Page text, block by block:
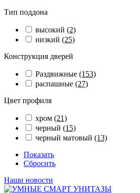
Тип поддона
высокий (2)
низкий (25)
Конструкция дверей
Раздвижные (153)
распашные (27)
Цвет профиля
хром (21)
черный (15)
черный матовый (13)
Показать
Сбросить
Наши новости